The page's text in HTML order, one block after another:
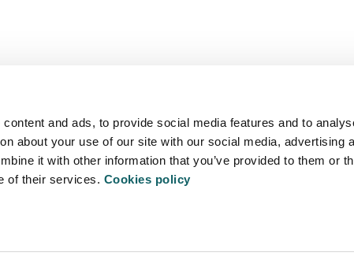
and ads, to provide social media features and to
about your use of our site with our social media, advertising
it with other information that you’ve provided to them or
of their services. Cookies policy
- Mondragon